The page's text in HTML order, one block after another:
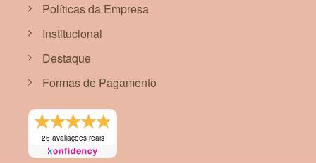
Políticas da Empresa
Institucional
Destaque
Formas de Pagamento
26 avaliações reais